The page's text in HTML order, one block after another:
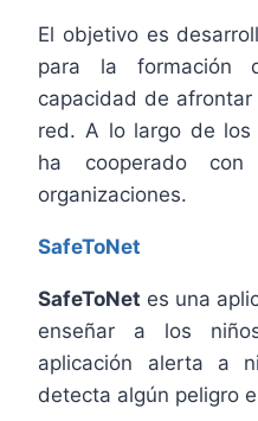
El objetivo es
para la formación
capacidad de
red. A lo largo de los
ha cooperado
organizaciones.
SafeToNet
SafeToNet es una
enseñar a los
aplicación alerta a
detecta algún peligro